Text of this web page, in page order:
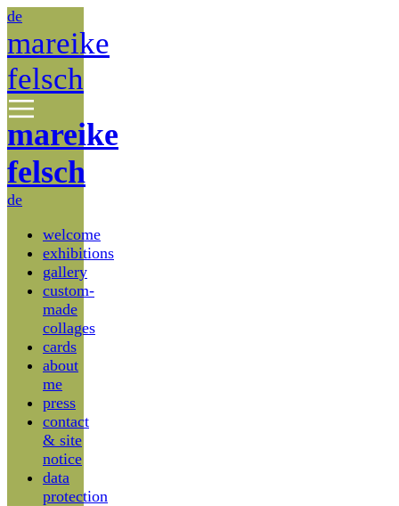
de
mareike
felsch
mareike
felsch
de
welcome
exhibitions
gallery
custom-
made
collages
cards
about
me
press
contact
& site
notice
data
protection